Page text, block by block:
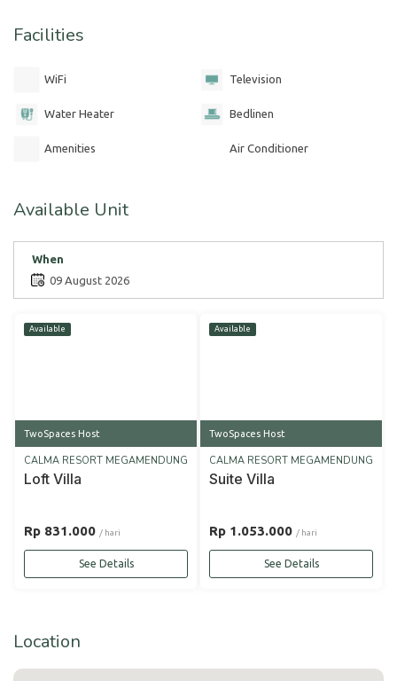
Facilities
WiFi Television
Water Heater Bedlinen
Amenities Air Conditioner
Available Unit
When
09 August 2026
Available
TwoSpaces Host
CALMA RESORT MEGAMENDUNG
Loft Villa
Rp 831.000 / hari
See Details
Available
TwoSpaces Host
CALMA RESORT MEGAMENDUNG
Suite Villa
Rp 1.053.000 / hari
See Details
Location